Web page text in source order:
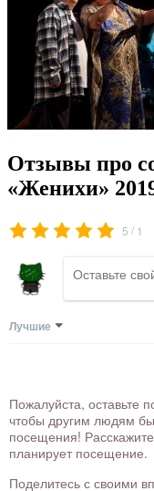
Отзывы про
«Женихи»
5 / 1
Лучшие
Пожалуйста, оставьте
чтобы другим людям
посещения! Расскажите
планирует посещение.
Поделитесь с своими